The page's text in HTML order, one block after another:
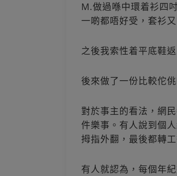
M.做過喺中環着衫四
一啲都唔好受，套衫
之後我索性着平底鞋
後來做了一份比較佗
對於事主的看法，網
件樂事。有人說到個
拇指外翻，最後都轉
有人就認為，每個年